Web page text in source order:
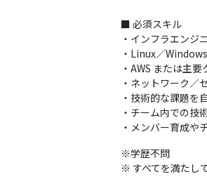
● メンバー育成・
今後の事業拡大に
技術レビュー、勉
若手が自走できる
「教える」「支え
■ 必須スキル
・インフラエンジ
・Linux／
・AWS または主
・ネットワーク／
・技術的な課題を
・チーム内での技
・メンバー育成や
※学歴不問
※ すべてを満たし